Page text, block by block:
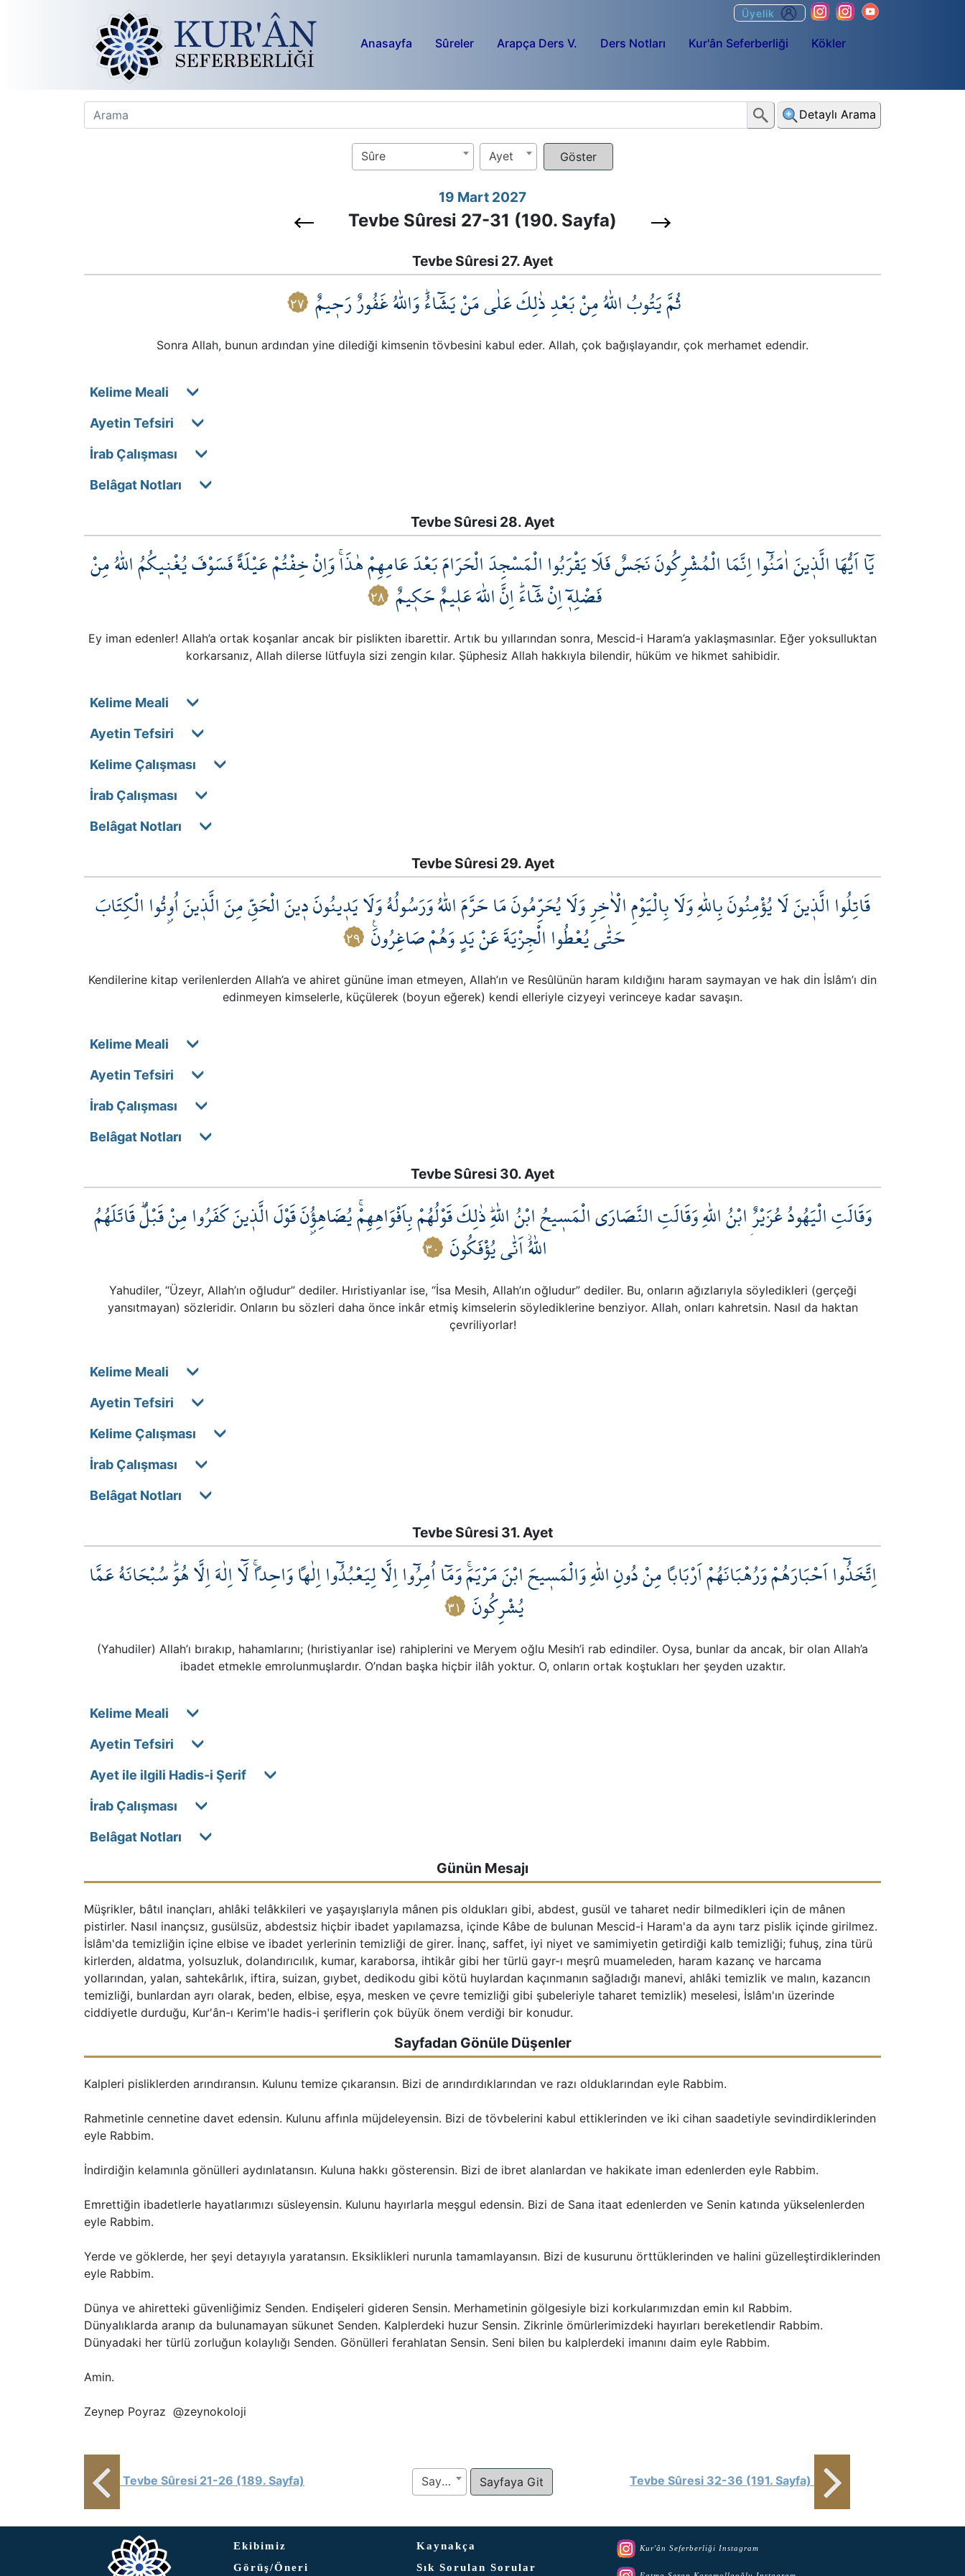
Anasayfa Sûreler Arapça Ders V. Ders Notları Kur'ân Seferberliği Kökler
Üyelik
Detaylı Arama
Sûre Ayet
19 Mart 2027
Tevbe Sûresi 27-31 (190. Sayfa)
Tevbe Sûresi 27. Ayet
ثُمَّ يَتُوبُ اللّٰهُ مِنْ بَعْدِ ذٰلِكَ عَلٰى مَنْ يَشَٓاءُۜ وَاللّٰهُ غَفُورٌ رَح۪يمٌ ٢٧
Sonra Allah, bunun ardından yine dilediği kimsenin tövbesini kabul eder. Allah, çok bağışlayandır, çok merhamet edendir.
Kelime Meali
Ayetin Tefsiri
İrab Çalışması
Belâgat Notları
Tevbe Sûresi 28. Ayet
يَٓا اَيُّهَا الَّذ۪ينَ اٰمَنُٓوا اِنَّمَا الْمُشْرِكُونَ نَجَسٌ فَلَا يَقْرَبُوا الْمَسْجِدَ الْحَرَامَ بَعْدَ عَامِهِمْ هٰذَاۚ وَاِنْ خِفْتُمْ عَيْلَةً فَسَوْفَ يُغْن۪يكُمُ اللّٰهُ مِنْ
فَضْلِه۪ٓ اِنْ شَٓاءَۜ اِنَّ اللّٰهَ عَل۪يمٌ حَك۪يمٌ ٢٨
Ey iman edenler! Allah’a ortak koşanlar ancak bir pislikten ibarettir. Artık bu yıllarından sonra, Mescid-i Haram’a yaklaşmasınlar. Eğer yoksulluktan
korkarsanız, Allah dilerse lütfuyla sizi zengin kılar. Şüphesiz Allah hakkıyla bilendir, hüküm ve hikmet sahibidir.
Kelime Meali
Ayetin Tefsiri
Kelime Çalışması
İrab Çalışması
Belâgat Notları
Tevbe Sûresi 29. Ayet
قَاتِلُوا الَّذ۪ينَ لَا يُؤْمِنُونَ بِاللّٰهِ وَلَا بِالْيَوْمِ الْاٰخِرِ وَلَا يُحَرِّمُونَ مَا حَرَّمَ اللّٰهُ وَرَسُولُهُ وَلَا يَد۪ينُونَ د۪ينَ الْحَقِّ مِنَ الَّذ۪ينَ اُو۫تُوا الْكِتَابَ
حَتّٰى يُعْطُوا الْجِزْيَةَ عَنْ يَدٍ وَهُمْ صَاغِرُونَ۟ ٢٩
Kendilerine kitap verilenlerden Allah’a ve ahiret gününe iman etmeyen, Allah’ın ve Resûlünün haram kıldığını haram saymayan ve hak din İslâm’ı din
edinmeyen kimselerle, küçülerek (boyun eğerek) kendi elleriyle cizyeyi verinceye kadar savaşın.
Kelime Meali
Ayetin Tefsiri
İrab Çalışması
Belâgat Notları
Tevbe Sûresi 30. Ayet
وَقَالَتِ الْيَهُودُ عُزَيْرٌۨ ابْنُ اللّٰهِ وَقَالَتِ النَّصَارَى الْمَس۪يحُ ابْنُ اللّٰهِۜ ذٰلِكَ قَوْلُهُمْ بِاَفْوَاهِهِمْۚ يُضَاهِؤُ۫نَ قَوْلَ الَّذ۪ينَ كَفَرُوا مِنْ قَبْلُۜ قَاتَلَهُمُ
اللّٰهُۘ اَنّٰى يُؤْفَكُونَ ٣٠
Yahudiler, “Üzeyr, Allah’ın oğludur” dediler. Hıristiyanlar ise, “İsa Mesih, Allah’ın oğludur” dediler. Bu, onların ağızlarıyla söyledikleri (gerçeği
yansıtmayan) sözleridir. Onların bu sözleri daha önce inkâr etmiş kimselerin söylediklerine benziyor. Allah, onları kahretsin. Nasıl da haktan
çevriliyorlar!
Kelime Meali
Ayetin Tefsiri
Kelime Çalışması
İrab Çalışması
Belâgat Notları
Tevbe Sûresi 31. Ayet
اِتَّخَذُٓوا اَحْبَارَهُمْ وَرُهْبَانَهُمْ اَرْبَاباً مِنْ دُونِ اللّٰهِ وَالْمَس۪يحَ ابْنَ مَرْيَمَۚ وَمَٓا اُمِرُٓوا اِلَّا لِيَعْبُدُٓوا اِلٰهاً وَاحِداًۚ لَٓا اِلٰهَ اِلَّا هُوَۜ سُبْحَانَهُ عَمَّا
يُشْرِكُونَ ٣١
(Yahudiler) Allah’ı bırakıp, hahamlarını; (hıristiyanlar ise) rahiplerini ve Meryem oğlu Mesih’i rab edindiler. Oysa, bunlar da ancak, bir olan Allah’a
ibadet etmekle emrolunmuşlardır. O’ndan başka hiçbir ilâh yoktur. O, onların ortak koştukları her şeyden uzaktır.
Kelime Meali
Ayetin Tefsiri
Ayet ile ilgili Hadis-i Şerif
İrab Çalışması
Belâgat Notları
Günün Mesajı
Müşrikler, bâtıl inançları, ahlâki telâkkileri ve yaşayışlarıyla mânen pis oldukları gibi, abdest, gusül ve taharet nedir bilmedikleri için de mânen
pistirler. Nasıl inançsız, gusülsüz, abdestsiz hiçbir ibadet yapılamazsa, içinde Kâbe de bulunan Mescid-i Haram'a da aynı tarz pislik içinde girilmez.
İslâm'da temizliğin içine elbise ve ibadet yerlerinin temizliği de girer. İnanç, saffet, iyi niyet ve samimiyetin getirdiği kalb temizliği; fuhuş, zina türü
kirlerden, aldatma, yolsuzluk, dolandırıcılık, kumar, karaborsa, ihtikâr gibi her türlü gayr-ı meşrû muameleden, haram kazanç ve harcama
yollarından, yalan, sahtekârlık, iftira, suizan, gıybet, dedikodu gibi kötü huylardan kaçınmanın sağladığı manevi, ahlâki temizlik ve malın, kazancın
temizliği, bunlardan ayrı olarak, beden, elbise, eşya, mesken ve çevre temizliği gibi şubeleriyle taharet temizlik) meselesi, İslâm'ın üzerinde
ciddiyetle durduğu, Kur'ân-ı Kerim'le hadis-i şeriflerin çok büyük önem verdiği bir konudur.
Sayfadan Gönüle Düşenler
Kalpleri pisliklerden arındıransın. Kulunu temize çıkaransın. Bizi de arındırdıklarından ve razı olduklarından eyle Rabbim.
Rahmetinle cennetine davet edensin. Kulunu affınla müjdeleyensin. Bizi de tövbelerini kabul ettiklerinden ve iki cihan saadetiyle sevindirdiklerinden
eyle Rabbim.
İndirdiğin kelamınla gönülleri aydınlatansın. Kuluna hakkı gösterensin. Bizi de ibret alanlardan ve hakikate iman edenlerden eyle Rabbim.
Emrettiğin ibadetlerle hayatlarımızı süsleyensin. Kulunu hayırlarla meşgul edensin. Bizi de Sana itaat edenlerden ve Senin katında yükselenlerden
eyle Rabbim.
Yerde ve göklerde, her şeyi detayıyla yaratansın. Eksiklikleri nurunla tamamlayansın. Bizi de kusurunu örttüklerinden ve halini güzelleştirdiklerinden
eyle Rabbim.
Dünya ve ahiretteki güvenliğimiz Senden. Endişeleri gideren Sensin. Merhametinin gölgesiyle bizi korkularımızdan emin kıl Rabbim.
Dünyalıklarda aranıp da bulunamayan sükunet Senden. Kalplerdeki huzur Sensin. Zikrinle ömürlerimizdeki hayırları bereketlendir Rabbim.
Dünyadaki her türlü zorluğun kolaylığı Senden. Gönülleri ferahlatan Sensin. Seni bilen bu kalplerdeki imanını daim eyle Rabbim.
Amin.
Zeynep Poyraz @zeynokoloji
Tevbe Sûresi 21-26 (189. Sayfa) Sayfa Tevbe Sûresi 32-36 (191. Sayfa)
Ekibimiz
Görüş/Öneri
Kaynakça
Sık Sorulan Sorular
Kur'ân Seferberliği Instagram